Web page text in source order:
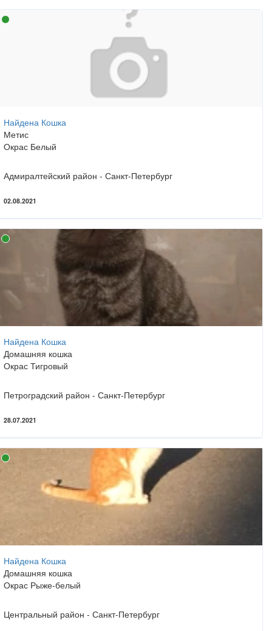
Найдена Кошка
Метис
Окрас Белый
Адмиралтейский район - Санкт-Петербург
02.08.2021
Найдена Кошка
Домашняя кошка
Окрас Тигровый
Петроградский район - Санкт-Петербург
28.07.2021
Найдена Кошка
Домашняя кошка
Окрас Рыже-белый
Центральный район - Санкт-Петербург